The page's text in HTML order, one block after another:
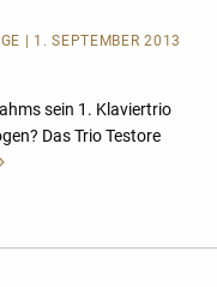
| 1. SEPTEMBER 2013
sein 1. Klaviertrio
Das Trio Testore